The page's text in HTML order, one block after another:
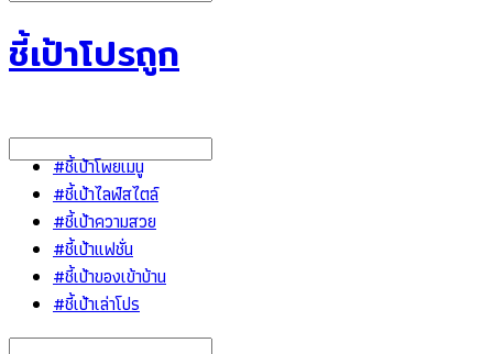
ชี้เป้าโปรถูก
#ชี้เป้าโพยเมนู
#ชี้เป้าไลฟ์สไตล์
#ชี้เป้าความสวย
#ชี้เป้าแฟชั่น
#ชี้เป้าของเข้าบ้าน
#ชี้เป้าเล่าโปร